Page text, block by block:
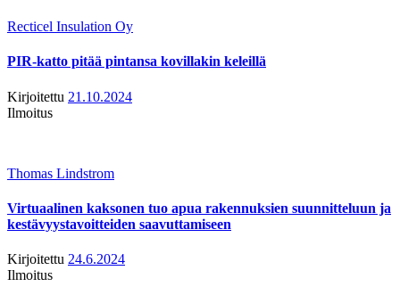
Recticel Insulation Oy
PIR-katto pitää pintansa kovillakin keleillä
Kirjoitettu 21.10.2024
Ilmoitus
Thomas Lindstrom
Virtuaalinen kaksonen tuo apua rakennuksien suunnitteluun ja
kestävyystavoitteiden saavuttamiseen
Kirjoitettu 24.6.2024
Ilmoitus